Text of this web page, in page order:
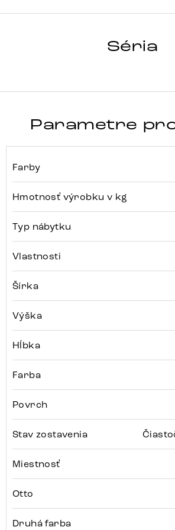
Séria
Parametre
Farby
Hmotnosť výrobku v kg
Typ nábytku
Vlastnosti
Šírka
Výška
Hĺbka
Farba
Povrch
Stav zostavenia
Miestnosť
Otto
Druhá farba